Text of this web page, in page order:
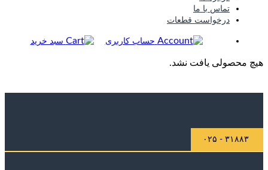
تماس با ما
درخواست قطعات
سبد خرید حساب کاربری
هیچ محصولی یافت نشد.
۳۱۸۸۳ - ۰۲۵